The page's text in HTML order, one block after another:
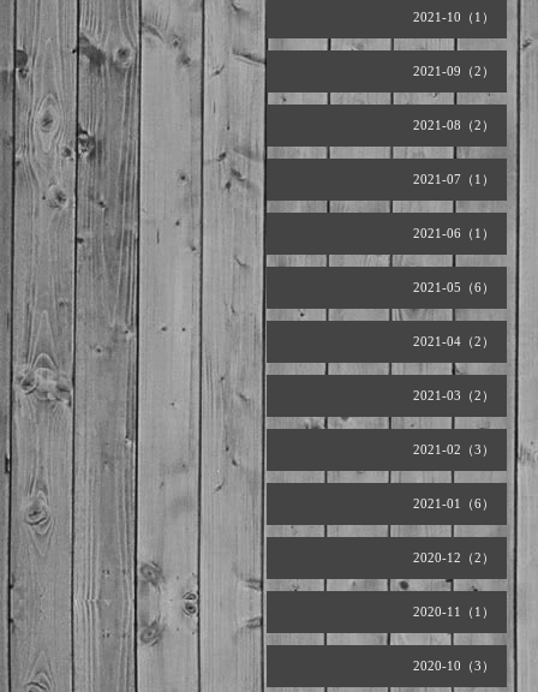
2021-10（1）
2021-09（2）
2021-08（2）
2021-07（1）
2021-06（1）
2021-05（6）
2021-04（2）
2021-03（2）
2021-02（3）
2021-01（6）
2020-12（2）
2020-11（1）
2020-10（3）